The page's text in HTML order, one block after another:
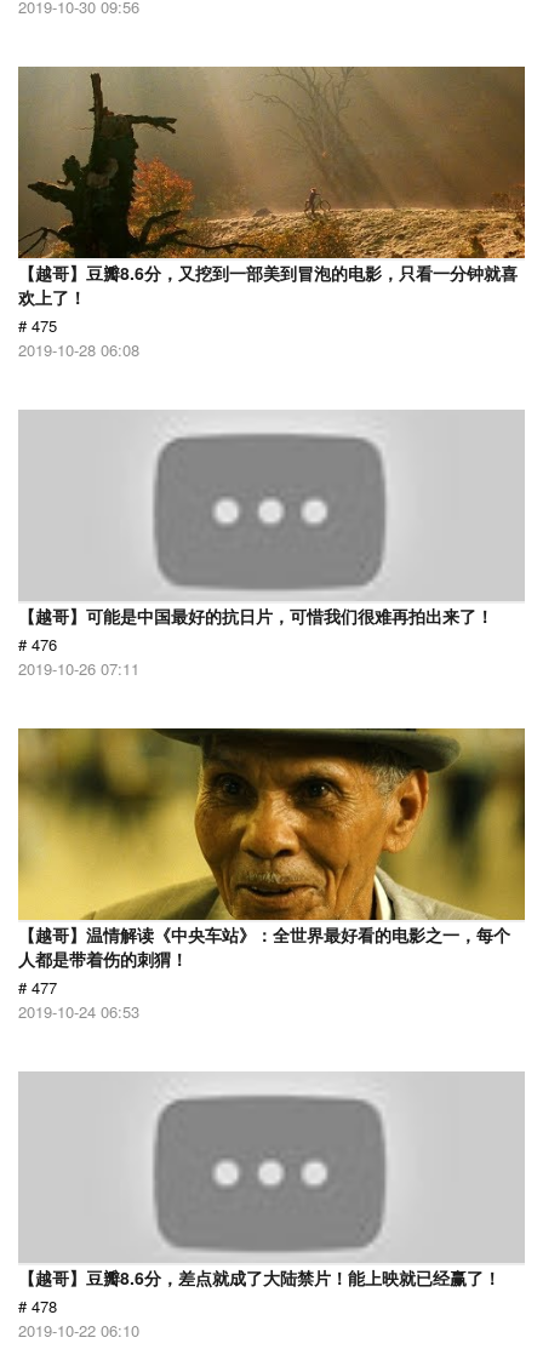
2019-10-30 09:56
【越哥】豆瓣8.6分，又挖到一部美到冒泡的电影，只看一分钟就喜
欢上了！
# 475
2019-10-28 06:08
【越哥】可能是中国最好的抗日片，可惜我们很难再拍出来了！
# 476
2019-10-26 07:11
【越哥】温情解读《中央车站》：全世界最好看的电影之一，每个
人都是带着伤的刺猬！
# 477
2019-10-24 06:53
【越哥】豆瓣8.6分，差点就成了大陆禁片！能上映就已经赢了！
# 478
2019-10-22 06:10